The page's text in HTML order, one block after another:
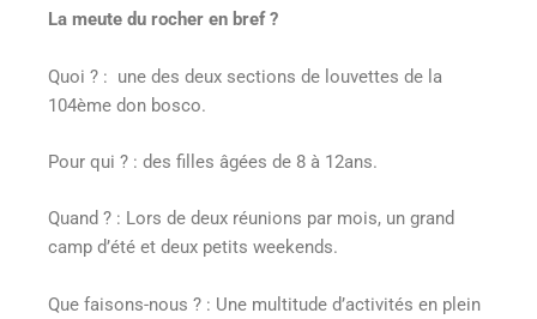
La meute du rocher en bref ?
Quoi ? : une des deux sections de louvettes de la
104ème don bosco.
Pour qui ? : des filles âgées de 8 à 12ans.
Quand ? : Lors de deux réunions par mois, un grand
camp d’été et deux petits weekends.
Que faisons-nous ? : Une multitude d’activités en plein